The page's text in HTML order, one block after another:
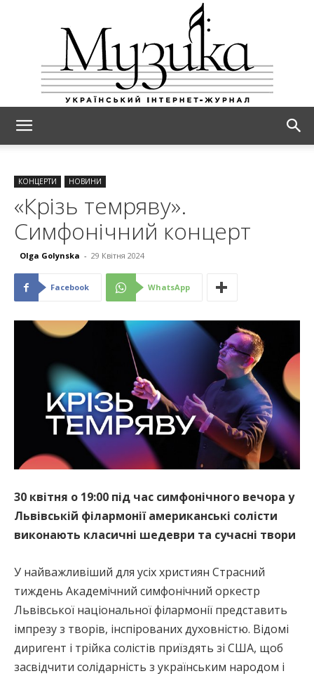
КОНЦЕРТИ НОВИНИ
«Крізь темряву».
Симфонічний концерт
Olga Golynska - 29 Квітня 2024
Facebook WhatsApp
30 квітня о 19:00 під час симфонічного вечора у
Львівській філармонії американські солісти
виконають класичні шедеври та сучасні твори
У найважливіший для усіх християн Страсний
тиждень Академічний симфонічний оркестр
Львівської національної філармонії представить
імпрезу з творів, інспірованих духовністю. Відомі
диригент і трійка солістів приїздять зі США, щоб
засвідчити солідарність з українським народом і